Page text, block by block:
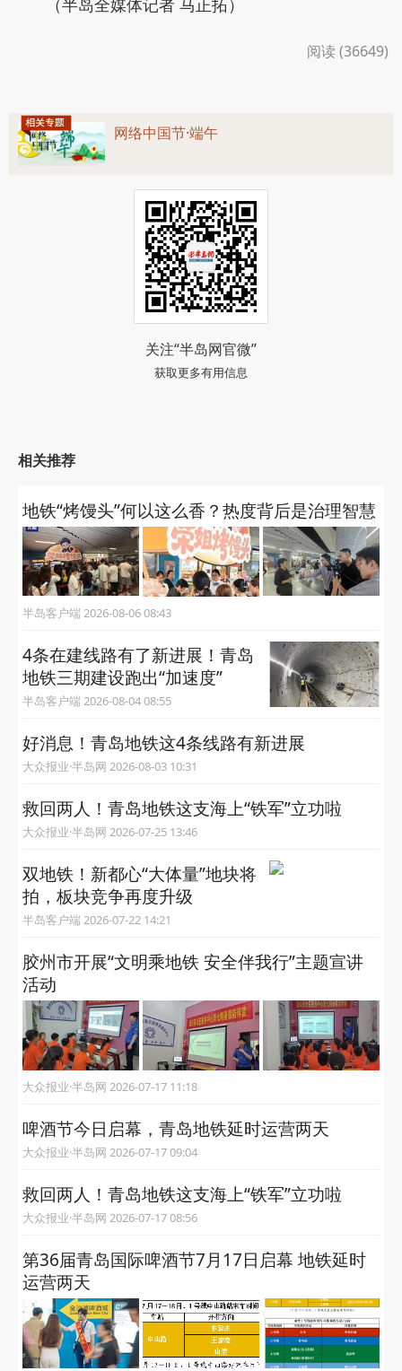
（半岛全媒体记者 马正拓）
阅读 (36649)
网络中国节·端午
关注“半岛网官微”
获取更多有用信息
相关推荐
地铁“烤馒头”何以这么香？热度背后是治理智慧
半岛客户端 2026-08-06 08:43
4条在建线路有了新进展！青岛
地铁三期建设跑出“加速度”
半岛客户端 2026-08-04 08:55
好消息！青岛地铁这4条线路有新进展
大众报业·半岛网 2026-08-03 10:31
救回两人！青岛地铁这支海上“铁军”立功啦
大众报业·半岛网 2026-07-25 13:46
双地铁！新都心“大体量”地块将
拍，板块竞争再度升级
半岛客户端 2026-07-22 14:21
胶州市开展“文明乘地铁 安全伴我行”主题宣讲
活动
大众报业·半岛网 2026-07-17 11:18
啤酒节今日启幕，青岛地铁延时运营两天
大众报业·半岛网 2026-07-17 09:04
救回两人！青岛地铁这支海上“铁军”立功啦
大众报业·半岛网 2026-07-17 08:56
第36届青岛国际啤酒节7月17日启幕 地铁延时
运营两天